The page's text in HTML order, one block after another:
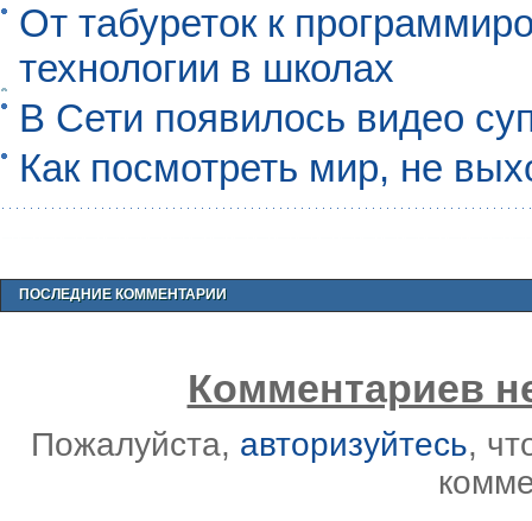
От табуреток к
технологии в школах
В Сети появилось видео
Как посмотреть мир, не
ПОСЛЕДНИЕ КОММЕНТАРИИ
Комментариев
Пожалуйста, авторизуйтесь,